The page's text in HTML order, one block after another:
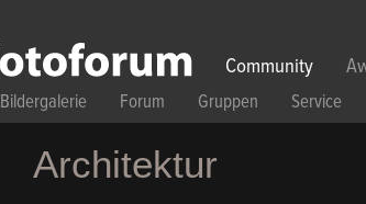
Community
Bildergalerie Forum Gruppen Service
Architektur